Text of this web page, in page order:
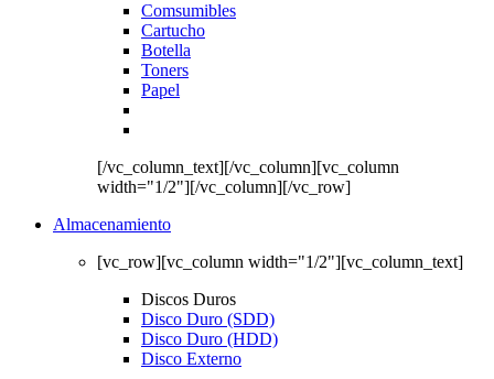
Comsumibles
Cartucho
Botella
Toners
Papel
[/vc_column_text][/vc_column][vc_column
width="1/2"][/vc_column][/vc_row]
Almacenamiento
[vc_row][vc_column width="1/2"][vc_column_text]
Discos Duros
Disco Duro (SDD)
Disco Duro (HDD)
Disco Externo